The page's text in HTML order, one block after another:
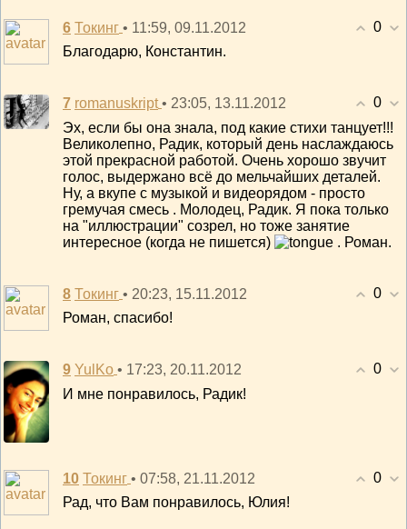
0
6 Токинг • 11:59, 09.11.2012
Благодарю, Константин.
0
7 romanuskript • 23:05, 13.11.2012
Эх, если бы она знала, под какие стихи танцует!!!
Великолепно, Радик, который день наслаждаюсь
этой прекрасной работой. Очень хорошо звучит
голос, выдержано всё до мельчайших деталей.
Ну, а вкупе с музыкой и видеорядом - просто
гремучая смесь . Молодец, Радик. Я пока только
на "иллюстрации" созрел, но тоже занятие
интересное (когда не пишется)
. Роман.
0
8 Токинг • 20:23, 15.11.2012
Роман, спасибо!
0
9 YulKo • 17:23, 20.11.2012
И мне понравилось, Радик!
0
10 Токинг • 07:58, 21.11.2012
Рад, что Вам понравилось, Юлия!